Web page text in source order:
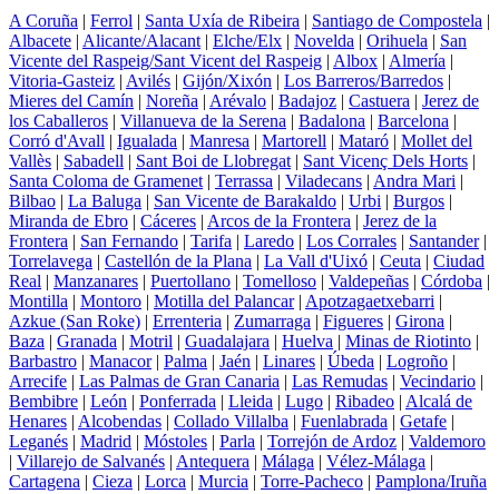
A Coruña | Ferrol | Santa Uxía de Ribeira | Santiago de Compostela |
Albacete | Alicante/Alacant | Elche/Elx | Novelda | Orihuela | San
Vicente del Raspeig/Sant Vicent del Raspeig | Albox | Almería |
Vitoria-Gasteiz | Avilés | Gijón/Xixón | Los Barreros/Barredos |
Mieres del Camín | Noreña | Arévalo | Badajoz | Castuera | Jerez de
los Caballeros | Villanueva de la Serena | Badalona | Barcelona |
Corró d'Avall | Igualada | Manresa | Martorell | Mataró | Mollet del
Vallès | Sabadell | Sant Boi de Llobregat | Sant Vicenç Dels Horts |
Santa Coloma de Gramenet | Terrassa | Viladecans | Andra Mari |
Bilbao | La Baluga | San Vicente de Barakaldo | Urbi | Burgos |
Miranda de Ebro | Cáceres | Arcos de la Frontera | Jerez de la
Frontera | San Fernando | Tarifa | Laredo | Los Corrales | Santander|
Torrelavega | Castellón de la Plana | La Vall d'Uixó | Ceuta | Ciudad
Real | Manzanares | Puertollano | Tomelloso | Valdepeñas | Córdoba |
Montilla | Montoro | Motilla del Palancar| Apotzagaetxebarri |
Azkue (San Roke) | Errenteria | Zumarraga | Figueres | Girona |
Baza | Granada | Motril | Guadalajara | Huelva | Minas de Riotinto |
Barbastro | Manacor| Palma | Jaén | Linares | Úbeda | Logroño |
Arrecife | Las Palmas de Gran Canaria | Las Remudas | Vecindario |
Bembibre | León | Ponferrada | Lleida | Lugo | Ribadeo | Alcalá de
Henares | Alcobendas | Collado Villalba | Fuenlabrada | Getafe |
Leganés | Madrid | Móstoles | Parla | Torrejón de Ardoz | Valdemoro
| Villarejo de Salvanés | Antequera | Málaga | Vélez-Málaga |
Cartagena | Cieza | Lorca | Murcia | Torre-Pacheco | Pamplona/Iruña